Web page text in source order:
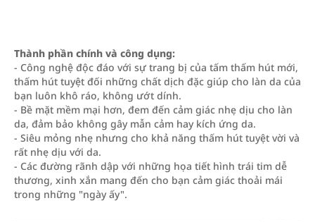
Thành phần chính và công dụng:
- Công nghệ độc đáo với sự trang bị của tấm thấm hút mới,
thấm hút tuyệt đối những chất dịch đặc giúp cho làn da của
bạn luôn khô ráo, không ướt dính.
- Bề mặt mềm mại hơn, đem đến cảm giác nhẹ dịu cho làn
da, đảm bảo không gây mẫn cảm hay kích ứng da.
- Siêu mỏng nhẹ nhưng cho khả năng thấm hút tuyệt vời và
rất nhẹ dịu với da.
- Các đường rãnh dập với những họa tiết hình trái tim dễ
thương, xinh xắn mang đến cho bạn cảm giác thoải mái
trong những "ngày ấy".